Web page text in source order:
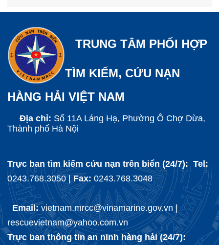
TRUNG TÂM PHỐI HỢP
TÌM KIẾM, CỨU NẠN
HÀNG HẢI VIỆT NAM
Địa chỉ: Số 11A Láng Hạ, Phường Ô Chợ Dừa,
Thành phố Hà Nội
Trực ban tìm kiếm cứu nạn trên biển (24/7): Tel:
0243.768.3050 |Fax: 0243.768.3048
Email:vietnam.mrcc@vinamarine.gov.vn |
rescuevietnam@yahoo.com.vn
Trực ban thông tin an ninh hàng hải (24/7):